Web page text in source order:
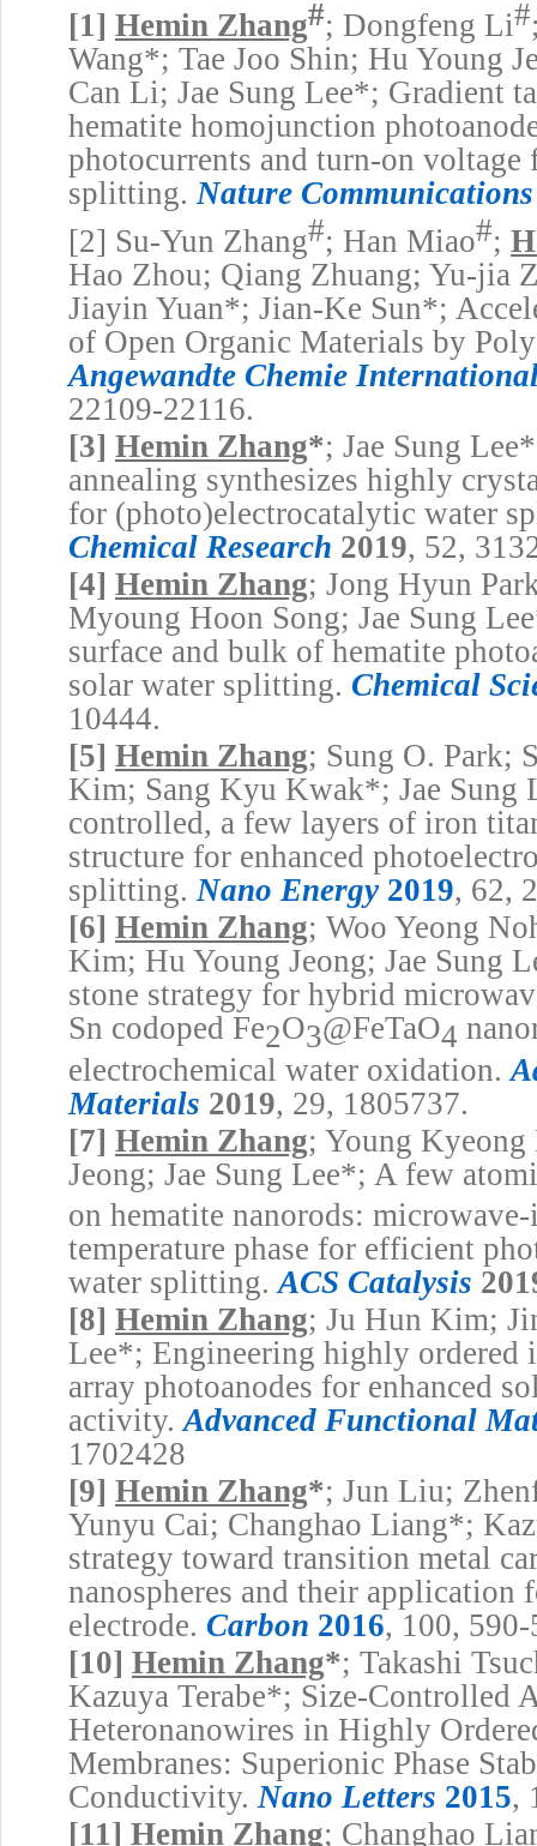
[1] Hemin Zhang#; Dongfeng Li#
Wang*; Tae Joo Shin; Hu Young
Can Li; Jae Sung Lee*; Gradient
hematite homojunction
photocurrents and turn-on voltage
splitting.Nature Communications
[2] Su-Yun Zhang#; Han Miao#;
Hao Zhou; Qiang Zhuang; Yu-jia
Jiayin Yuan*; Jian-Ke Sun*;
of Open Organic Materials by
Angewandte Chemie
22109-22116.
[3] Hemin Zhang*; Jae Sung
annealing synthesizes highly
for (photo)electrocatalytic water
Chemical Research 2019, 52,
[4] Hemin Zhang; Jong Hyun
Myoung Hoon Song; Jae Sung
surface and bulk of hematite
solar water splitting. Chemical
10444.
[5] Hemin Zhang; Sung O. Park;
Kim; Sang Kyu Kwak*; Jae Sung
controlled, a few layers of iron
structure for enhanced
splitting.Nano Energy 2019, 62,
[6] Hemin Zhang; Woo Yeong
Kim; Hu Young Jeong; Jae Sung
stone strategy for hybrid
Sn codoped Fe2O3@FeTaO4
electrochemical water oxidation.
Materials 2019, 29, 1805737.
[7] Hemin Zhang; Young
Jeong; Jae Sung Lee*; A few
on hematite nanorods:
temperature phase for efficient
water splitting.ACS Catalysis
[8] Hemin Zhang; Ju Hun Kim;
Lee*; Engineering highly ordered
array photoanodes for enhanced
activity.Advanced Functional
1702428
[9] Hemin Zhang*; Jun Liu;
Yunyu Cai; Changhao Liang*;
strategy toward transition metal
nanospheres and their application
electrode. Carbon 2016, 100,
[10] Hemin Zhang*; Takashi
Kazuya Terabe*; Size-Controlled
Heteronanowires in Highly
Membranes: Superionic Phase
Conductivity.Nano Letters 2015,
[11] Hemin Zhang; Changhao